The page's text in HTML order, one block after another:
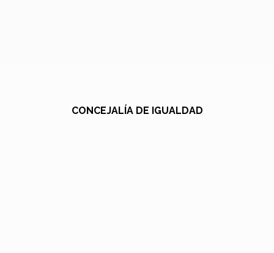
CONCEJALÍA DE IGUALDAD